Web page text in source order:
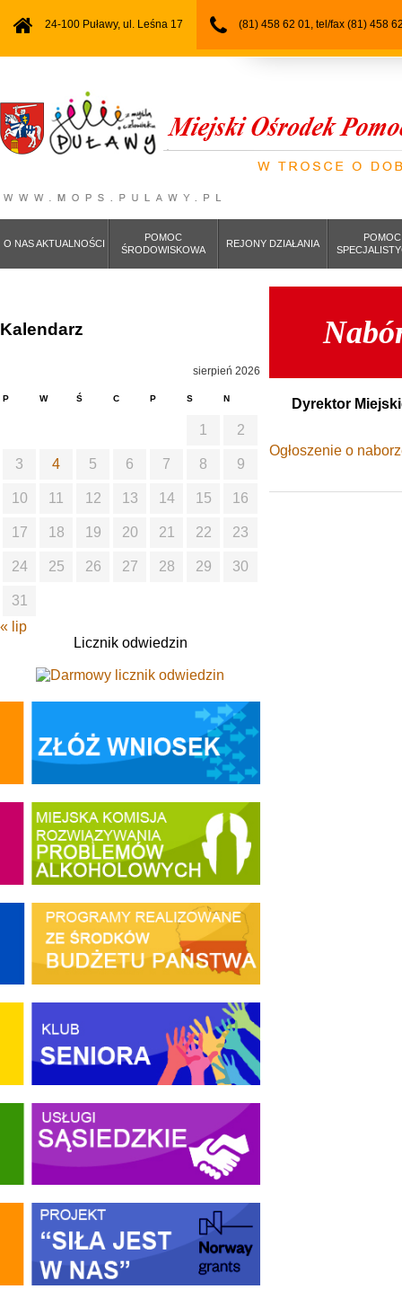
24-100 Puławy, ul. Leśna 17 (81) 458 62 01, tel/fax (81) 458
O NAS AKTUALNOŚCI
POMOC
ŚRODOWISKOWA
REJONY DZIAŁANIA
POMOC
Dyrektor
Ogłoszenie o
Kalendarz
sierpień 2026
P W Ś C P S N
1 2
3 4 5 6 7 8 9
10 11 12 13 14 15 16
17 18 19 20 21 22 23
24 25 26 27 28 29 30
31
« lip
Licznik odwiedzin